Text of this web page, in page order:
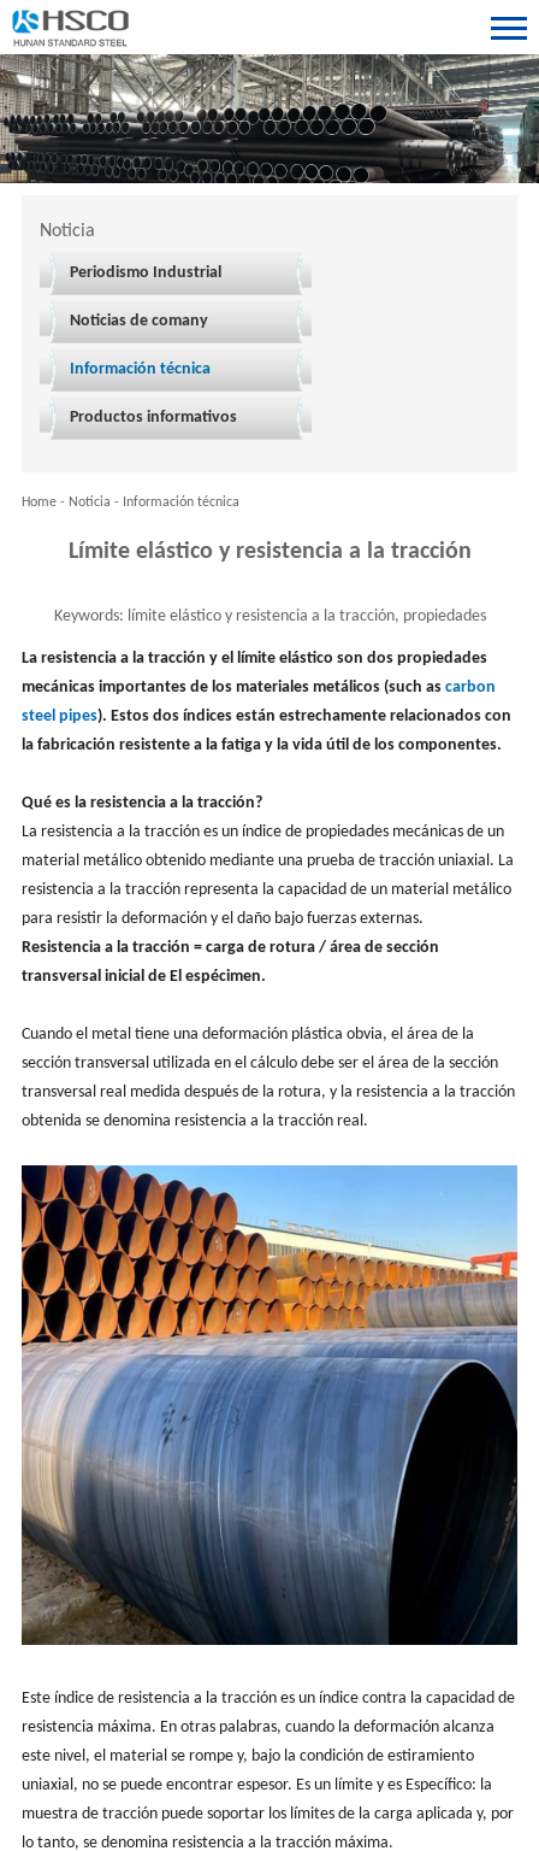
Noticia
Periodismo Industrial
Noticias de comany
Información técnica
Productos informativos
Home- Noticia - Información técnica
Límite elástico y resistencia a la tracción
Keywords: límite elástico y resistencia a la tracción, propiedades
mecánicas, límite elástico del acero
La resistencia a la tracción y el límite elástico son dos propiedades
mecánicas importantes de los materiales metálicos (such as carbon
steel pipes). Estos dos índices están estrechamente relacionados con
la fabricación resistente a la fatiga y la vida útil de los componentes.
Qué es la resistencia a la tracción?
La resistencia a la tracción es un índice de propiedades mecánicas de un
material metálico obtenido mediante una prueba de tracción uniaxial. La
resistencia a la tracción representa la capacidad de un material metálico
para resistir la deformación y el daño bajo fuerzas externas.
Resistencia a la tracción = carga de rotura / área de sección
transversal inicial de El espécimen.
Cuando el metal tiene una deformación plástica obvia, el área de la
sección transversal utilizada en el cálculo debe ser el área de la sección
transversal real medida después de la rotura, y la resistencia a la tracción
obtenida se denomina resistencia a la tracción real.
Este índice de resistencia a la tracción es un índice contra la capacidad de
resistencia máxima. En otras palabras, cuando la deformación alcanza
este nivel, el material se rompe y, bajo la condición de estiramiento
uniaxial, no se puede encontrar espesor. Es un límite y es Específico: la
muestra de tracción puede soportar los límites de la carga aplicada y, por
lo tanto, se denomina resistencia a la tracción máxima.